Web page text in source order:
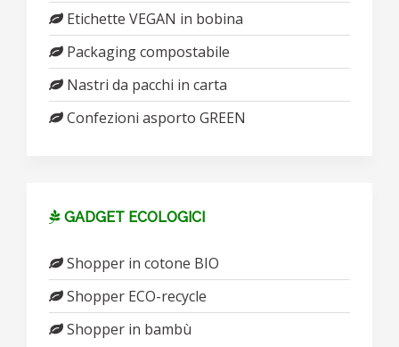
Etichette VEGAN in bobina
Packaging compostabile
Nastri da pacchi in carta
Confezioni asporto GREEN
GADGET ECOLOGICI
Shopper in cotone BIO
Shopper ECO-recycle
Shopper in bambù